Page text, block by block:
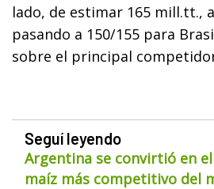
lado, de estimar 165 mill.tt.,
pasando a 150/155 para
sobre el principal
Seguí leyendo
Argentina se convirtió en
maíz más competitivo del